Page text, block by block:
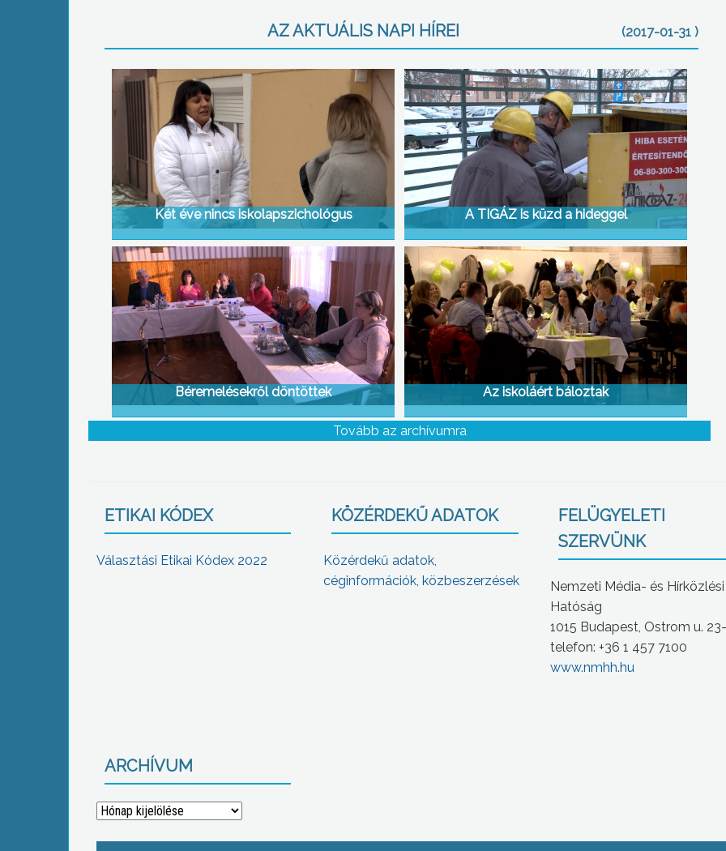
AZ AKTUÁLIS NAPI HÍREI (2017-01-31 )
Két éve nincs iskolapszichológus A TIGÁZ is küzd a hideggel
Béremelésekről döntöttek Az iskoláért báloztak
Tovább az archívumra
ETIKAI KÓDEX
Választási Etikai Kódex 2022
KÖZÉRDEKŰ ADATOK
Közérdekű adatok,
céginformációk, közbeszerzések
FELÜGYELETI
SZERVÜNK
Nemzeti Média- és Hírközlési
Hatóság
1015 Budapest, Ostrom u.
telefon: +36 1 457 7100
www.nmhh.hu
ARCHÍVUM
Archívum